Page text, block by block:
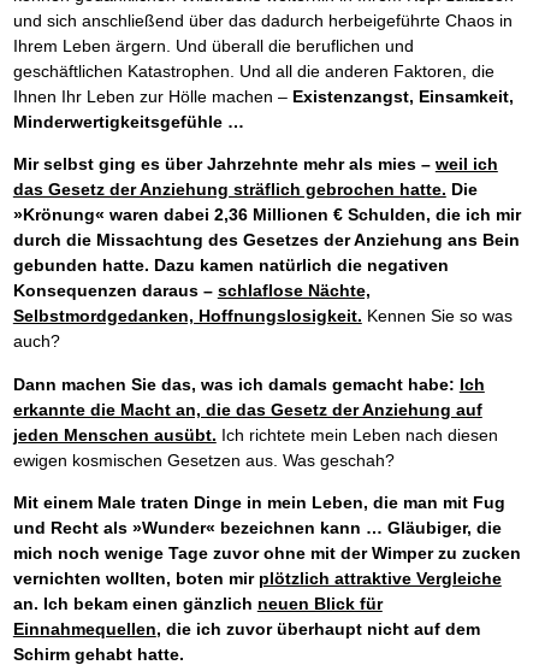
und sich anschließend über das dadurch herbeigeführte Chaos in
Ihrem Leben ärgern. Und überall die beruflichen und
geschäftlichen Katastrophen. Und all die anderen Faktoren, die
Ihnen Ihr Leben zur Hölle machen – Existenzangst, Einsamkeit,
Minderwertigkeitsgefühle …
Mir selbst ging es über Jahrzehnte mehr als mies – weil ich
das Gesetz der Anziehung sträflich gebrochen hatte. Die
»Krönung« waren dabei 2,36 Millionen € Schulden, die ich mir
durch die Missachtung des Gesetzes der Anziehung ans Bein
gebunden hatte. Dazu kamen natürlich die negativen
Konsequenzen daraus – schlaflose Nächte,
Selbstmordgedanken, Hoffnungslosigkeit. Kennen Sie so was
auch?
Dann machen Sie das, was ich damals gemacht habe: Ich
erkannte die Macht an, die das Gesetz der Anziehung auf
jeden Menschen ausübt. Ich richtete mein Leben nach diesen
ewigen kosmischen Gesetzen aus. Was geschah?
Mit einem Male traten Dinge in mein Leben, die man mit Fug
und Recht als »Wunder« bezeichnen kann … Gläubiger, die
mich noch wenige Tage zuvor ohne mit der Wimper zu zucken
vernichten wollten, boten mir plötzlich attraktive Vergleiche
an. Ich bekam einen gänzlich neuen Blick für
Einnahmequellen, die ich zuvor überhaupt nicht auf dem
Schirm gehabt hatte.